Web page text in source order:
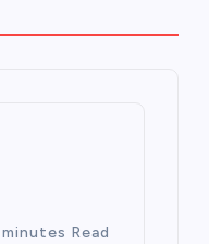
minutes Read